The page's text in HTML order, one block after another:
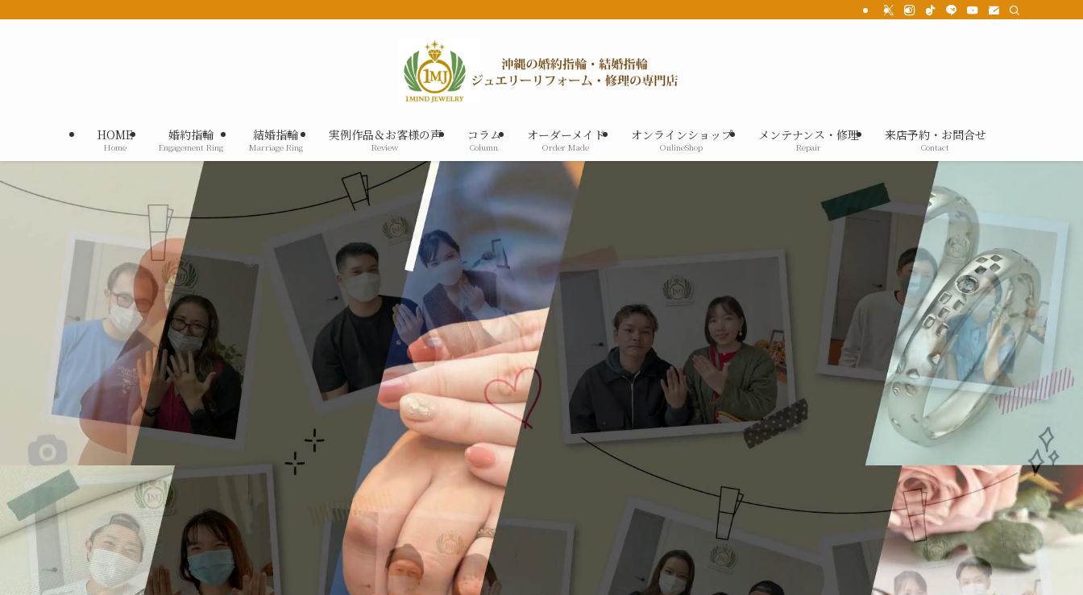
HOME
Home
婚約指輪
Engagement Ring
結婚指輪
Marriage Ring
実例作品＆お客様の声
Review
コラム
Column
オーダーメイド
Order Made
オンラインショップ
OnlineShop
メンテナンス・修理
Repair
来店予約・お問合せ
Contact